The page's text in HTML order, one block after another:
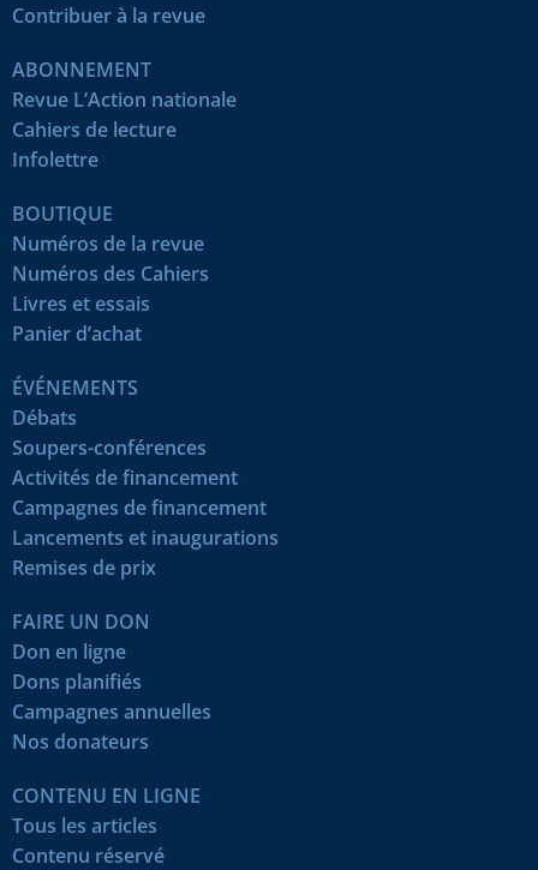
Contribuer à la revue
ABONNEMENT
Revue L’Action nationale
Cahiers de lecture
Infolettre
BOUTIQUE
Numéros de la revue
Numéros des Cahiers
Livres et essais
Panier d’achat
ÉVÉNEMENTS
Débats
Soupers-conférences
Activités de financement
Campagnes de financement
Lancements et inaugurations
Remises de prix
FAIRE UN DON
Don en ligne
Dons planifiés
Campagnes annuelles
Nos donateurs
CONTENU EN LIGNE
Tous les articles
Contenu réservé